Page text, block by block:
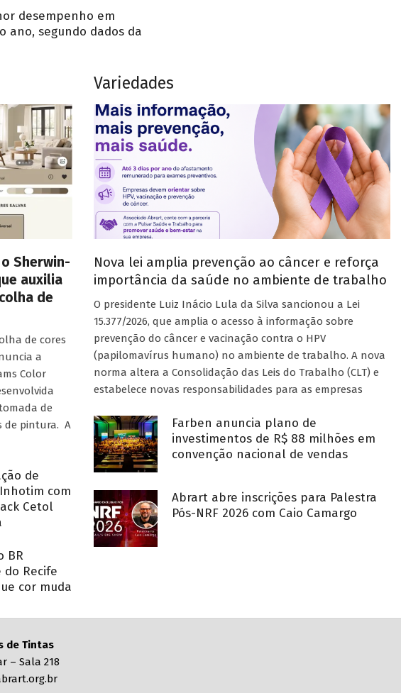
desempenho em
ano, segundo dados da
Sherwin-
auxilia
de
de cores
a
Color
de
de pintura. A
de
com
Cetol
BR
Recife
cor muda
Variedades
Nova lei amplia prevenção ao câncer e reforça
importância da saúde no ambiente de trabalho
O presidente Luiz Inácio Lula da Silva sancionou a Lei
15.377/2026, que amplia o acesso à informação sobre
prevenção do câncer e vacinação contra o HPV
(papilomavírus humano) no ambiente de trabalho. A nova
norma altera a Consolidação das Leis do Trabalho (CLT) e
estabelece novas responsabilidades para as empresas
Farben anuncia plano de
investimentos de R$ 88 milhões em
convenção nacional de vendas
Abrart abre inscrições para Palestra
Pós-NRF 2026 com Caio Camargo
de Tintas
– Sala 218